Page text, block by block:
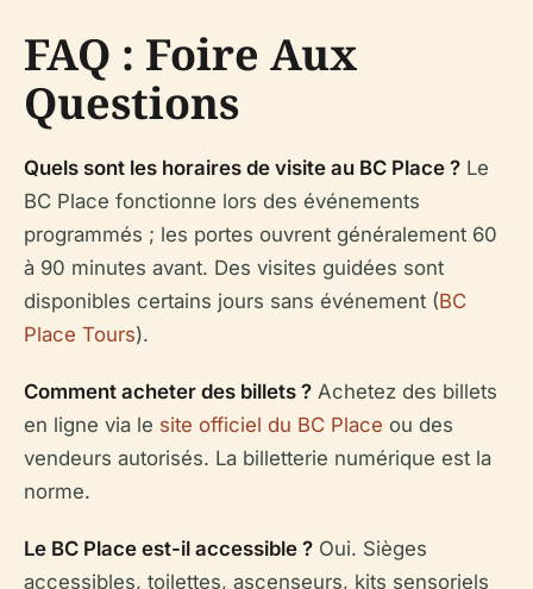
FAQ : Foire Aux
Questions
Quels sont les horaires de visite au BC Place ? Le
BC Place fonctionne lors des événements
programmés ; les portes ouvrent généralement 60
à 90 minutes avant. Des visites guidées sont
disponibles certains jours sans événement (BC
Place Tours).
Comment acheter des billets ? Achetez des billets
en ligne via le site officiel du BC Place ou des
vendeurs autorisés. La billetterie numérique est la
norme.
Le BC Place est-il accessible ? Oui. Sièges
accessibles, toilettes, ascenseurs, kits sensoriels